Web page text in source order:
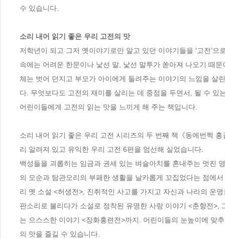
수 있습니다.
소리 내어 읽기 좋은 우리 고전의 맛
저학년이 되고 그저 옛이야기로만 알고 있던 이야기들을 ‘고전’
속에는 어려운 한문이나 낯선 말, 낯선 말투가 쏟아져 나오기 때
체는 벗어 던지고 부모가 아이에게 들려주는 이야기의 느낌을 살
다. 무엇보다도 고전의 재미를 살리는 데 중점을 두면서, 될 수
어린이들에게 고전의 읽는 맛을 느끼게 해 주는 책입니다.
소리 내어 읽기 좋은 우리 고전 시리즈의 두 번째 책《동에번쩍
리 알려져 있고 유익한 우리 고전 6편을 엄선해 실었습니다.
백성들을 괴롭히는 임금과 권세 있는 벼슬아치를 혼내주는 멋진
의 모순과 탐관오리의 부패한 생활을 날카롭게 꼬집었다는 점에
리 옛 소설 <허생전>, 진취적인 사고를 가지고 자신과 나라의 운
판소리로 불리다가 소설로 정착된 유명한 사랑 이야기 <춘향전
는 으스스한 이야기 <장화홍련전>까지. 어린이들의 눈높이에 맞
의 맛을 즐길 수 있습니다.